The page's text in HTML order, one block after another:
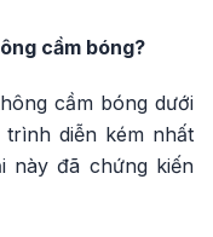
cầm bóng?
cầm bóng dưới
diễn kém nhất
này đã chứng kiến